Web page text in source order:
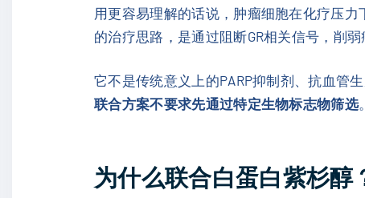
用更容易理解的话说，肿瘤细胞在化疗压
的治疗思路，是通过阻断GR相关信号，削
它不是传统意义上的PARP抑制剂、抗血管
联合方案不要求先通过特定生物标志物筛选
为什么联合白蛋白紫杉醇